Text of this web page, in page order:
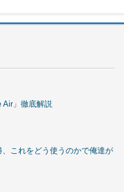
Air」徹底解説
これをどう使うのかで俺達が